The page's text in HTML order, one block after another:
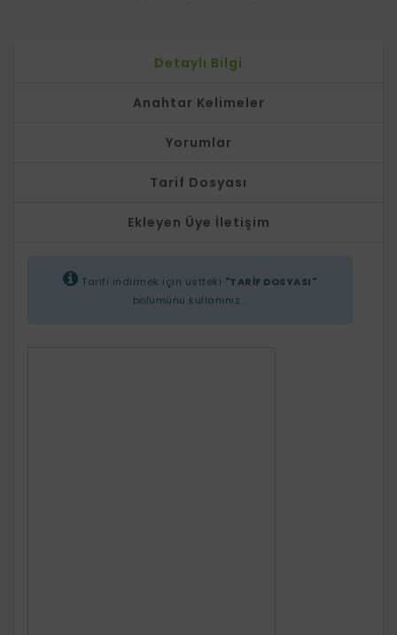
Detaylı Bilgi
Anahtar Kelimeler
Yorumlar
Tarif Dosyası
Ekleyen Üye İletişim
Tarifi indirmek için üstteki "TARİF DOSYASI"
bölümünü kullanınız...